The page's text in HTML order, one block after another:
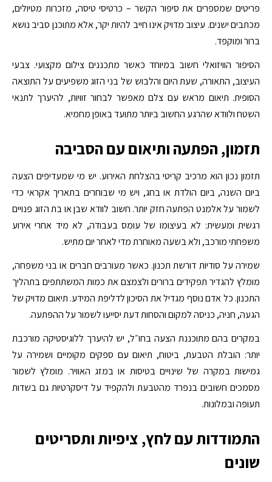
פריטים שמספרים את סיפור הקשר – כרטיסי טיסה, מזכרות מטיולים,
מכתבים ישנים. עיצוב מדויק אינו חייב להיות יקר, אלא מתוכנן סביב נושא
ברור ומוקפד.
הסיפור הוויזואלי חשוב במיוחד כאשר מתכננים צילום מקצועי. צבעי
העיצוב, התאורה, שעת היום והלבוש של בני הזוג משפיעים על התוצאה
הסופית. תיאום מראש עם צלם מאפשר לבחור זוויות, להיערך לתנאי
השטח ולוודא שהרגע החשוב ביותר מתועד באופן מחמיא.
תזמון, הפתעה ותיאום עם הסביבה
תזמון נכון הוא מרכיב קריטי בהצלחת האירוע. יש מי שמעדיפים הצעה
ביום השנה, ביום הולדת או בחג, ויש מי שבוחרים בתאריך אקראי כדי
לשמור על אלמנט הפתעה חזק יותר. חשוב לוודא שבן או בת הזוג פנויים
רגשית ומעשית: לא בעיצומו של עומס בעבודה, לא מיד אחרי אירוע
משפחתי מורכב, ולא בשעה מאוחרת מדי לאחר יום מתיש.
שמירה על סודיות דורשת תכנון. כאשר מעורבים חברים או בני משפחה,
מומלץ להגדיר תפקידים ברורים ולצמצם את כמות המשתתפים בתהליך
התכנון. כל אדם נוסף מגדיל את הסיכון לדליפת המידע. תיאום מדויק של
הגעה, חניה, כניסה למקום והסחות דעת יסייעו לשמור על ההפתעה.
במקרים בהם מתוכננת הצעה בחו״ל, יש להיערך ללוגיסטיקה מורכבת
יותר: הובלת הטבעת, ביטוח, תיאום עם ספקים מקומיים ושמירה על
גמישות במקרה של שינויים בטיסות או במזג האוויר. מומלץ לשמור
מסמכים חשובים בנפרד מהטבעת ולהקפיד על דיסקרטיות גם בשדות
תעופה ובמלונות.
התמודדות עם לחץ, ציפיות ותסריטים
שונים